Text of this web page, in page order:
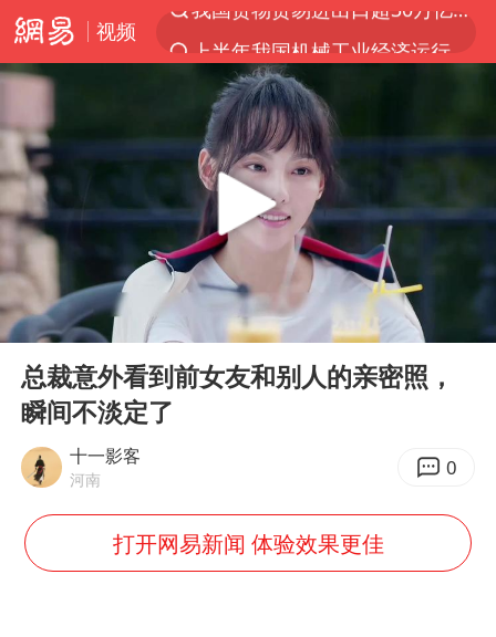
视频
台风白海豚加强
广东雷州通报特教老师招聘违规事件
“立秋的第一杯奶茶”又爆单了
A股三大股指收涨
宇树科技中一签需缴款7.54万元
“新疆阿勒泰八月能滑雪”不实
向鹏0-3不敌张本智和
Play
00:00 03:49
总裁意外看到前女友和别人的亲密照，
瞬间不淡定了
十一影客
河南 0
打开网易新闻 体验效果更佳